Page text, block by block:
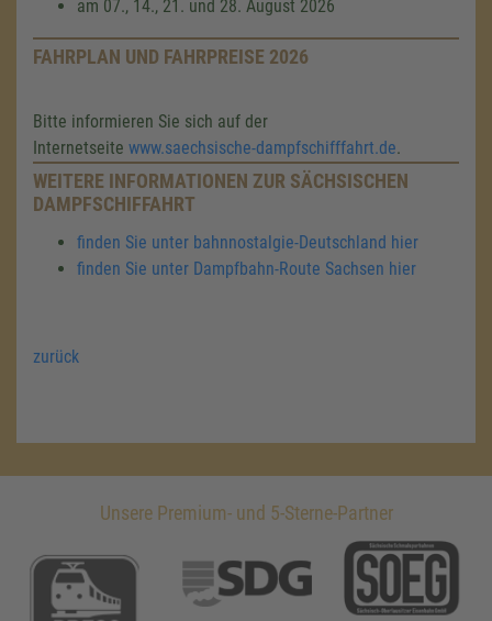
am 07., 14., 21. und 28. August 2026
FAHRPLAN UND FAHRPREISE 2026
Bitte informieren Sie sich auf der
Internetseite www.saechsische-dampfschifffahrt.de.
WEITERE INFORMATIONEN ZUR SÄCHSISCHEN
DAMPFSCHIFFAHRT
finden Sie unter bahnnostalgie-Deutschland hier
finden Sie unter Dampfbahn-Route Sachsen hier
zurück
Unsere Premium- und 5-Sterne-Partner